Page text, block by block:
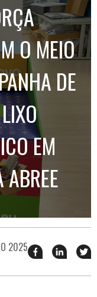
O MEIO
DE
EM
2025 Compartilhar
esse
no
esse
no